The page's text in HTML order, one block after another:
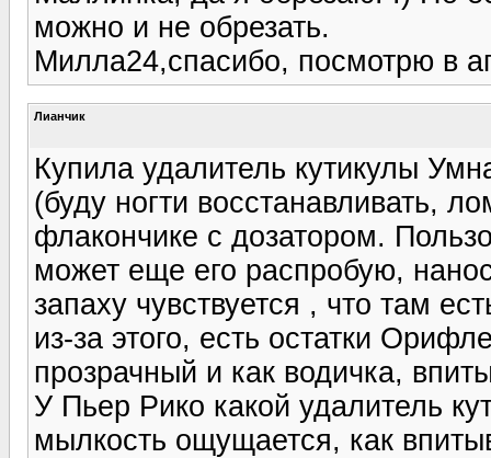
можно и не обрезать.
Милла24,спасибо, посмотрю в
Лианчик
Купила удалитель кутикулы
(буду ногти восстанавливать,
флакончике с дозатором.
может еще его распробую,
запаху чувствуется , что там
из-за этого, есть остатки
прозрачный и как водичка,
У Пьер Рико какой удалитель
мылкость ощущается, как